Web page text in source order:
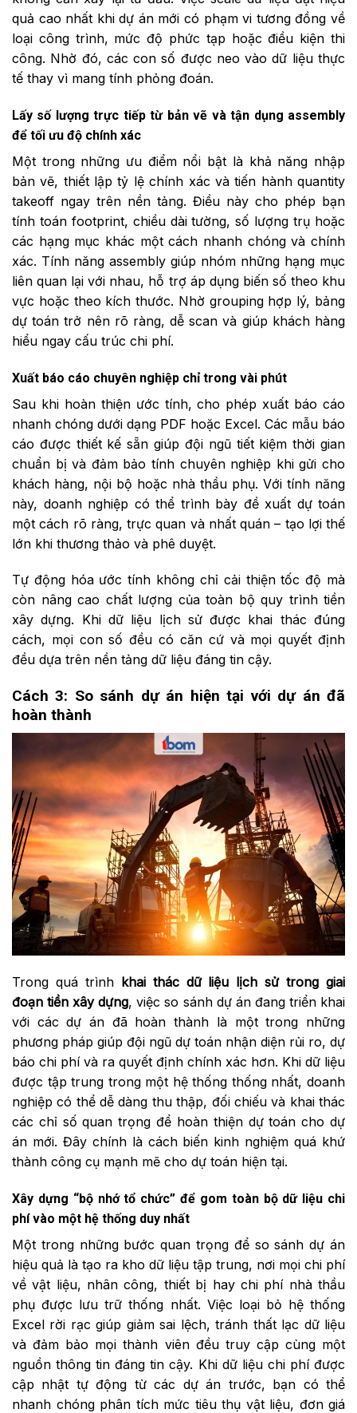
quả cao nhất khi dự án mới có phạm vi tương đồng về
loại công trình, mức độ phức tạp hoặc điều kiện thi
công. Nhờ đó, các con số được neo vào dữ liệu thực
tế thay vì mang tính phỏng đoán.
Lấy số lượng trực tiếp từ bản vẽ và tận dụng assembly
để tối ưu độ chính xác
Một trong những ưu điểm nổi bật là khả năng nhập
bản vẽ, thiết lập tỷ lệ chính xác và tiến hành quantity
takeoff ngay trên nền tảng. Điều này cho phép bạn
tính toán footprint, chiều dài tường, số lượng trụ hoặc
các hạng mục khác một cách nhanh chóng và chính
xác. Tính năng assembly giúp nhóm những hạng mục
liên quan lại với nhau, hỗ trợ áp dụng biến số theo khu
vực hoặc theo kích thước. Nhờ grouping hợp lý, bảng
dự toán trở nên rõ ràng, dễ scan và giúp khách hàng
hiểu ngay cấu trúc chi phí.
Xuất báo cáo chuyên nghiệp chỉ trong vài phút
Sau khi hoàn thiện ước tính, cho phép xuất báo cáo
nhanh chóng dưới dạng PDF hoặc Excel. Các mẫu báo
cáo được thiết kế sẵn giúp đội ngũ tiết kiệm thời gian
chuẩn bị và đảm bảo tính chuyên nghiệp khi gửi cho
khách hàng, nội bộ hoặc nhà thầu phụ. Với tính năng
này, doanh nghiệp có thể trình bày đề xuất dự toán
một cách rõ ràng, trực quan và nhất quán – tạo lợi thế
lớn khi thương thảo và phê duyệt.
Tự động hóa ước tính không chỉ cải thiện tốc độ mà
còn nâng cao chất lượng của toàn bộ quy trình tiền
xây dựng. Khi dữ liệu lịch sử được khai thác đúng
cách, mọi con số đều có căn cứ và mọi quyết định
đều dựa trên nền tảng dữ liệu đáng tin cậy.
Cách 3: So sánh dự án hiện tại với dự án đã
hoàn thành
Trong quá trình khai thác dữ liệu lịch sử trong giai
đoạn tiền xây dựng, việc so sánh dự án đang triển khai
với các dự án đã hoàn thành là một trong những
phương pháp giúp đội ngũ dự toán nhận diện rủi ro, dự
báo chi phí và ra quyết định chính xác hơn. Khi dữ liệu
được tập trung trong một hệ thống thống nhất, doanh
nghiệp có thể dễ dàng thu thập, đối chiếu và khai thác
các chỉ số quan trọng để hoàn thiện dự toán cho dự
án mới. Đây chính là cách biến kinh nghiệm quá khứ
thành công cụ mạnh mẽ cho dự toán hiện tại.
Xây dựng “bộ nhớ tổ chức” để gom toàn bộ dữ liệu chi
phí vào một hệ thống duy nhất
Một trong những bước quan trọng để so sánh dự án
hiệu quả là tạo ra kho dữ liệu tập trung, nơi mọi chi phí
về vật liệu, nhân công, thiết bị hay chi phí nhà thầu
phụ được lưu trữ thống nhất. Việc loại bỏ hệ thống
Excel rời rạc giúp giảm sai lệch, tránh thất lạc dữ liệu
và đảm bảo mọi thành viên đều truy cập cùng một
nguồn thông tin đáng tin cậy. Khi dữ liệu chi phí được
cập nhật tự động từ các dự án trước, bạn có thể
nhanh chóng phân tích mức tiêu thụ vật liệu, đơn giá